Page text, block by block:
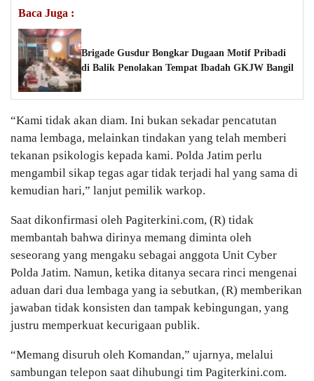
Baca Juga :
Brigade Gusdur Bongkar Dugaan Motif Pribadi
di Balik Penolakan Tempat Ibadah GKJW Bangil
“Kami tidak akan diam. Ini bukan sekadar pencatutan
nama lembaga, melainkan tindakan yang telah memberi
tekanan psikologis kepada kami. Polda Jatim perlu
mengambil sikap tegas agar tidak terjadi hal yang sama di
kemudian hari,” lanjut pemilik warkop.
Saat dikonfirmasi oleh Pagiterkini.com, (R) tidak
membantah bahwa dirinya memang diminta oleh
seseorang yang mengaku sebagai anggota Unit Cyber
Polda Jatim. Namun, ketika ditanya secara rinci mengenai
aduan dari dua lembaga yang ia sebutkan, (R) memberikan
jawaban tidak konsisten dan tampak kebingungan, yang
justru memperkuat kecurigaan publik.
“Memang disuruh oleh Komandan,” ujarnya, melalui
sambungan telepon saat dihubungi tim Pagiterkini.com.